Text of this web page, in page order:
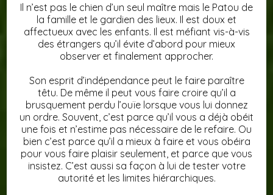
Il n’est pas le chien d’un seul maître mais le Patou de
la famille et le gardien des lieux. Il est doux et
affectueux avec les enfants. Il est méfiant vis-à-vis
des étrangers qu’il évite d’abord pour mieux
observer et finalement approcher.
Son esprit d’indépendance peut le faire paraître
têtu. De même il peut vous faire croire qu’il a
brusquement perdu l’ouïe lorsque vous lui donnez
un ordre. Souvent, c’est parce qu’il vous a déjà obéit
une fois et n’estime pas nécessaire de le refaire. Ou
bien c’est parce qu’il a mieux à faire et vous obéira
pour vous faire plaisir seulement, et parce que vous
insistez. C’est aussi sa façon à lui de tester votre
autorité et les limites hiérarchiques.